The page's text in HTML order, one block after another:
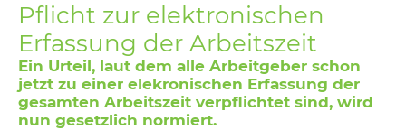
Pflicht zur elektronischen
Erfassung der Arbeitszeit
Ein Urteil, laut dem alle Arbeitgeber schon
jetzt zu einer elekronischen Erfassung der
gesamten Arbeitszeit verpflichtet sind, wird
nun gesetzlich normiert.